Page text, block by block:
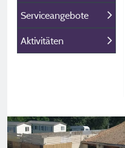
Serviceangebote
Aktivitäten